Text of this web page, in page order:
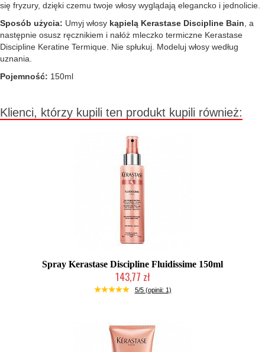
się fryzury, dzięki czemu twoje włosy wyglądają elegancko i jednolicie.
Sposób użycia: Umyj włosy kąpielą Kerastase Discipline Bain , a
następnie osusz ręcznikiem i nałóż mleczko termiczne Kerastase
Discipline Keratine Termique. Nie spłukuj. Modeluj włosy według
uznania.
Pojemność: 150ml
Klienci, którzy kupili ten produkt kupili również:
Spray Kerastase Discipline Fluidissime 150ml
143,77 zł
Mała ilość (wysyłka w 24h)
5/5 (opinii: 1)